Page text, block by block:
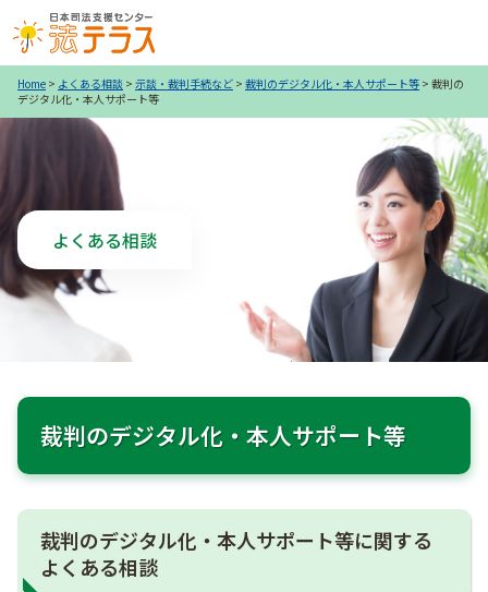
Home > よくある相談 > 示談・裁判手続など > 裁判のデジタル化・本人サポート等 > 裁判の
デジタル化・本人サポート等
よくある相談
裁判のデジタル化・本人サポート等
裁判のデジタル化・本人サポート等に関する
よくある相談